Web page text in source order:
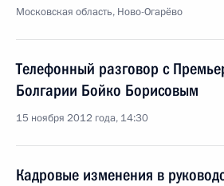
Московская область, Ново-Огарёво
Телефонный разговор с
Болгарии Бойко Борисовым
15 ноября 2012 года, 14:30
Кадровые изменения в